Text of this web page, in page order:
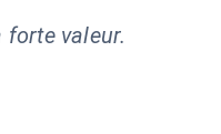
valeur.